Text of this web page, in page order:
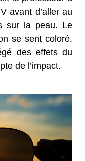
avant d’aller au
sur la peau. Le
se sent coloré,
des effets du
de l’impact.